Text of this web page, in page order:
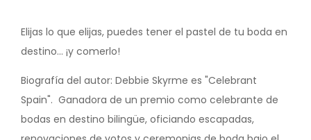
Elijas lo que elijas, puedes tener el pastel de tu boda en
destino... ¡y comerlo!
Biografía del autor: Debbie Skyrme es "Celebrant
Spain". Ganadora de un premio como celebrante de
bodas en destino bilingüe, oficiando escapadas,